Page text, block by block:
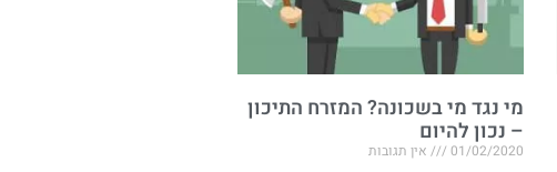
מי נגד מי בשכונה? המזרח התיכון
– נכון להיום​​
01/02/2020 אין תגובות